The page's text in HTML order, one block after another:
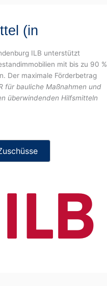
(in
ILB unterstützt
mit bis zu 90 %
Der maximale Förderbetrag
für bauliche Maßnahmen und
überwindenden Hilfsmitteln